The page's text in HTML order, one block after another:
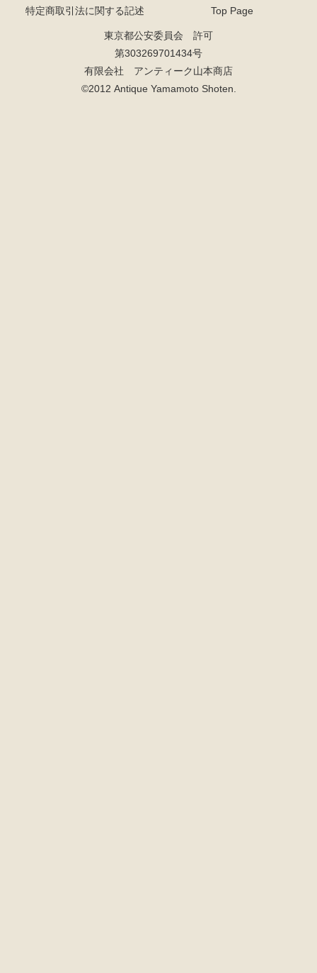
特定商取引法に関する記述 Top Page
東京都公安委員会 許可
第303269701434号
有限会社 アンティーク山本商店
©2012 Antique Yamamoto Shoten.